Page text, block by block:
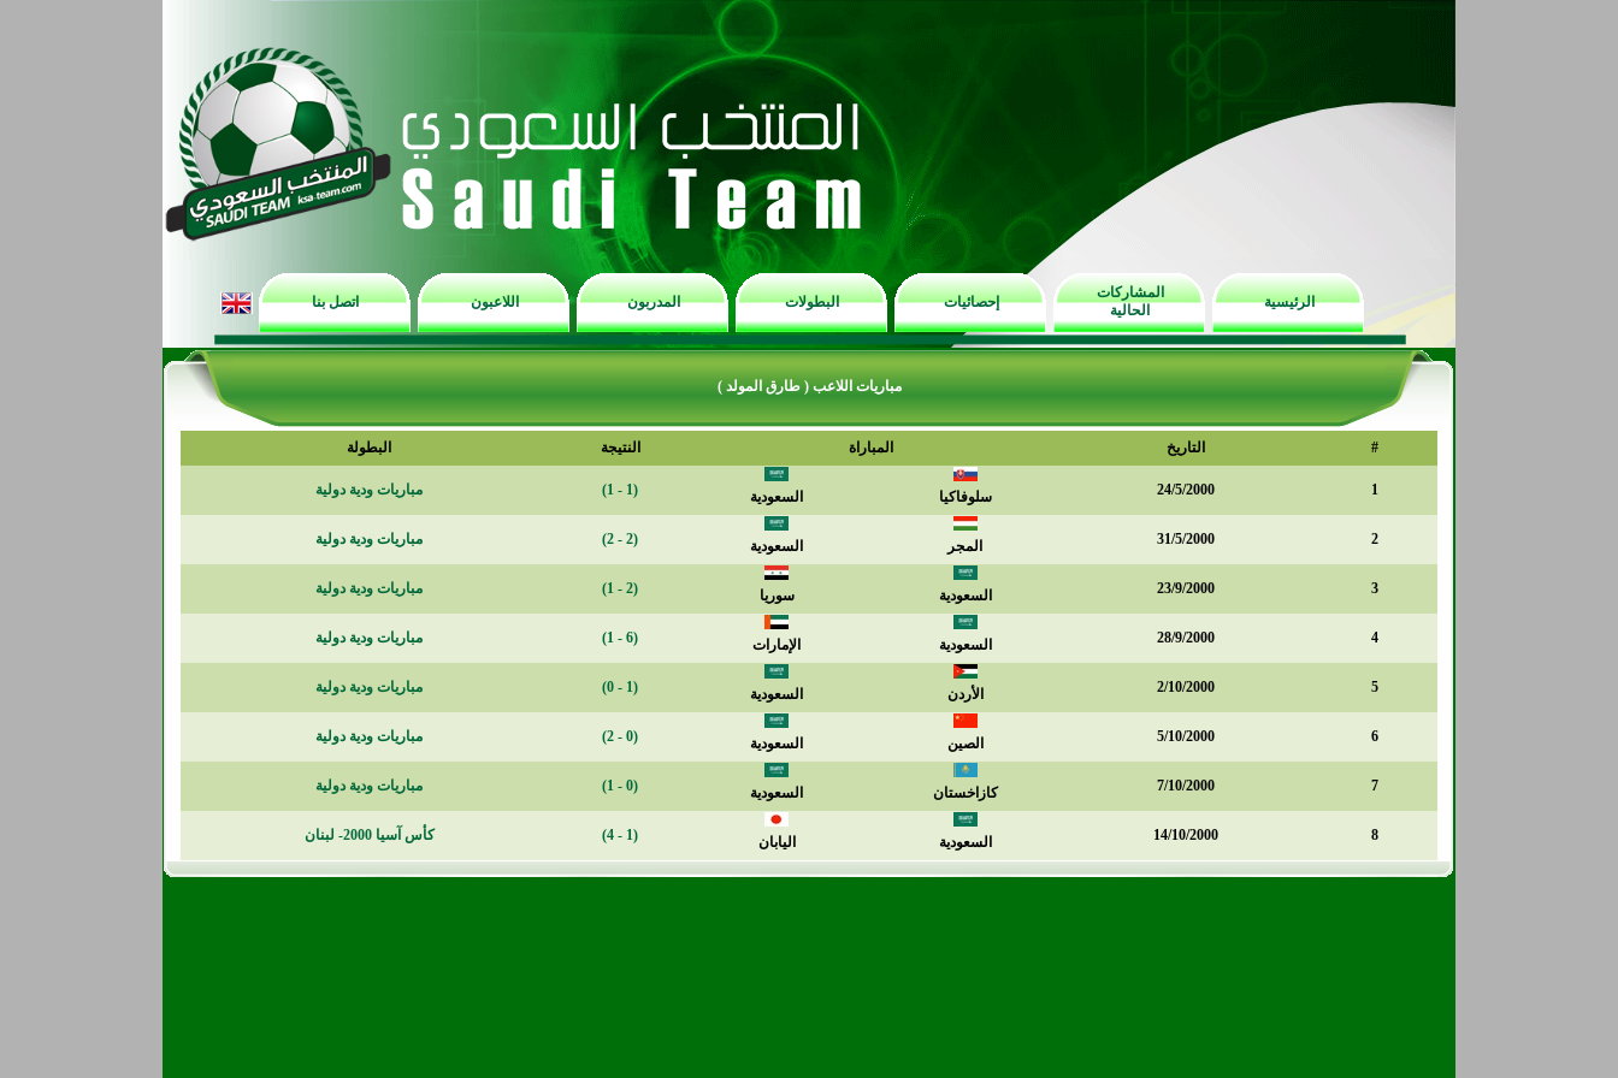
الرئيسية
المشاركات
الحالية
إحصائيات البطولات المدربون اللاعبون اتصل بنا
مباريات اللاعب ( طارق المولد )
# التاريخ المباراة النتيجة البطولة
1
24/5/2000 سلوفاكيا السعودية (1 - 1) مباريات ودية دولية
2
31/5/2000 المجر السعودية (2 - 2) مباريات ودية دولية
3
23/9/2000 السعودية سوريا (2 - 1) مباريات ودية دولية
4
28/9/2000 السعودية الإمارات (6 - 1) مباريات ودية دولية
5
2/10/2000 الأردن السعودية (1 - 0) مباريات ودية دولية
6
5/10/2000 الصين السعودية (0 - 2) مباريات ودية دولية
7
7/10/2000 كازاخستان السعودية (0 - 1) مباريات ودية دولية
8
14/10/2000 السعودية اليابان (1 - 4) كأس آسيا 2000- لبنان